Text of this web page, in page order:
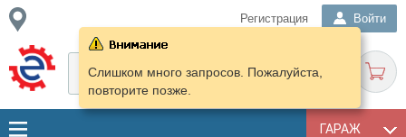
Регистрация Войти
ГАРАЖ
Слишком много запросов. Пожалуйста,
повторите позже.